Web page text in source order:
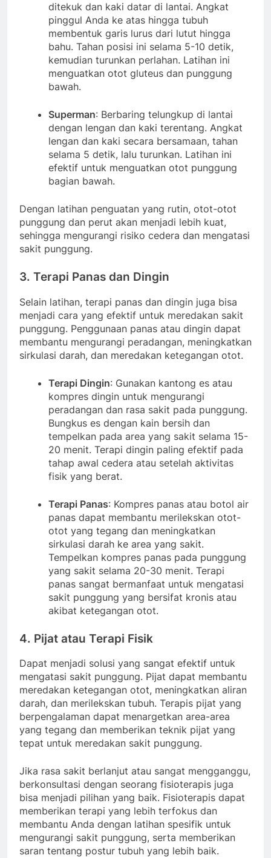
ditekuk dan kaki datar di lantai. Angkat
pinggul Anda ke atas hingga tubuh
membentuk garis lurus dari lutut hingga
bahu. Tahan posisi ini selama 5-10 detik,
kemudian turunkan perlahan. Latihan ini
menguatkan otot gluteus dan punggung
bawah.
Superman: Berbaring telungkup di lantai
dengan lengan dan kaki terentang. Angkat
lengan dan kaki secara bersamaan, tahan
selama 5 detik, lalu turunkan. Latihan ini
efektif untuk menguatkan otot punggung
bagian bawah.
Dengan latihan penguatan yang rutin, otot-otot
punggung dan perut akan menjadi lebih kuat,
sehingga mengurangi risiko cedera dan mengatasi
sakit punggung.
3. Terapi Panas dan Dingin
Selain latihan, terapi panas dan dingin juga bisa
menjadi cara yang efektif untuk meredakan sakit
punggung. Penggunaan panas atau dingin dapat
membantu mengurangi peradangan, meningkatkan
sirkulasi darah, dan meredakan ketegangan otot.
Terapi Dingin: Gunakan kantong es atau
kompres dingin untuk mengurangi
peradangan dan rasa sakit pada punggung.
Bungkus es dengan kain bersih dan
tempelkan pada area yang sakit selama 15-
20 menit. Terapi dingin paling efektif pada
tahap awal cedera atau setelah aktivitas
fisik yang berat.
Terapi Panas: Kompres panas atau botol air
panas dapat membantu merilekskan otot-
otot yang tegang dan meningkatkan
sirkulasi darah ke area yang sakit.
Tempelkan kompres panas pada punggung
yang sakit selama 20-30 menit. Terapi
panas sangat bermanfaat untuk mengatasi
sakit punggung yang bersifat kronis atau
akibat ketegangan otot.
4. Pijat atau Terapi Fisik
Dapat menjadi solusi yang sangat efektif untuk
mengatasi sakit punggung. Pijat dapat membantu
meredakan ketegangan otot, meningkatkan aliran
darah, dan merilekskan tubuh. Terapis pijat yang
berpengalaman dapat menargetkan area-area
yang tegang dan memberikan teknik pijat yang
tepat untuk meredakan sakit punggung.
Jika rasa sakit berlanjut atau sangat mengganggu,
berkonsultasi dengan seorang fisioterapis juga
bisa menjadi pilihan yang baik. Fisioterapis dapat
memberikan terapi yang lebih terfokus dan
membantu Anda dengan latihan spesifik untuk
mengurangi sakit punggung, serta memberikan
saran tentang postur tubuh yang lebih baik.